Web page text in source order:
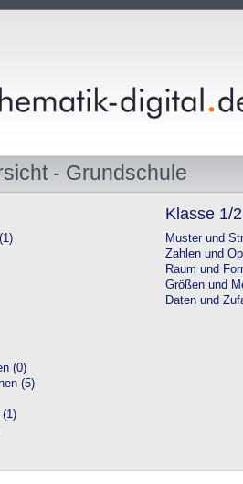
- Grundschule
Klasse 1/2
Muster und
Zahlen und
Raum und
Größen und
Daten und
(0)
(5)